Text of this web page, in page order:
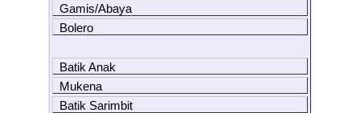
Gamis/Abaya
Bolero
Batik Anak
Mukena
Batik Sarimbit